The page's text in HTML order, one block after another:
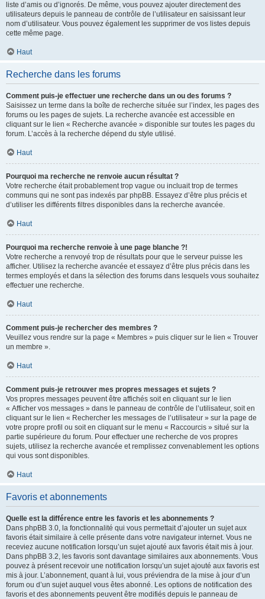
liste d’amis ou d’ignorés. De même, vous pouvez ajouter directement des
utilisateurs depuis le panneau de contrôle de l’utilisateur en saisissant leur
nom d’utilisateur. Vous pouvez également les supprimer de vos listes depuis
cette même page.
Haut
Recherche dans les forums
Comment puis-je effectuer une recherche dans un ou des forums ?
Saisissez un terme dans la boîte de recherche située sur l’index, les pages des
forums ou les pages de sujets. La recherche avancée est accessible en
cliquant sur le lien « Recherche avancée » disponible sur toutes les pages du
forum. L’accès à la recherche dépend du style utilisé.
Haut
Pourquoi ma recherche ne renvoie aucun résultat ?
Votre recherche était probablement trop vague ou incluait trop de termes
communs qui ne sont pas indexés par phpBB. Essayez d’être plus précis et
d’utiliser les différents filtres disponibles dans la recherche avancée.
Haut
Pourquoi ma recherche renvoie à une page blanche ?!
Votre recherche a renvoyé trop de résultats pour que le serveur puisse les
afficher. Utilisez la recherche avancée et essayez d’être plus précis dans les
termes employés et dans la sélection des forums dans lesquels vous souhaitez
effectuer une recherche.
Haut
Comment puis-je rechercher des membres ?
Veuillez vous rendre sur la page « Membres » puis cliquer sur le lien « Trouver
un membre ».
Haut
Comment puis-je retrouver mes propres messages et sujets ?
Vos propres messages peuvent être affichés soit en cliquant sur le lien
« Afficher vos messages » dans le panneau de contrôle de l’utilisateur, soit en
cliquant sur le lien « Rechercher les messages de l’utilisateur » sur la page de
votre propre profil ou soit en cliquant sur le menu « Raccourcis » situé sur la
partie supérieure du forum. Pour effectuer une recherche de vos propres
sujets, utilisez la recherche avancée et remplissez convenablement les options
qui vous sont disponibles.
Haut
Favoris et abonnements
Quelle est la différence entre les favoris et les abonnements ?
Dans phpBB 3.0, la fonctionnalité qui vous permettait d’ajouter un sujet aux
favoris était similaire à celle présente dans votre navigateur internet. Vous ne
receviez aucune notification lorsqu’un sujet ajouté aux favoris était mis à jour.
Dans phpBB 3.2, les favoris sont davantage similaires aux abonnements. Vous
pouvez à présent recevoir une notification lorsqu’un sujet ajouté aux favoris est
mis à jour. L’abonnement, quant à lui, vous préviendra de la mise à jour d’un
forum ou d’un sujet auquel vous êtes abonné. Les options de notification des
favoris et des abonnements peuvent être modifiés depuis le panneau de